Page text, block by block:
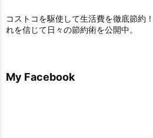
コストコを駆使して生活費を徹底節約
れを信じて日々の節約術を公開中。
My Facebook